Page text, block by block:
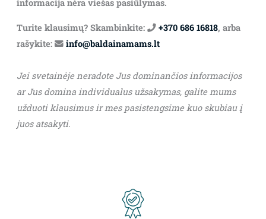
informacija nėra viešas pasiūlymas.
Turite klausimų? Skambinkite: +370 686 16818, arba
rašykite:
info@baldainamams.lt
Jei svetainėje neradote Jus dominančios informacijos
ar Jus domina individualus užsakymas, galite mums
užduoti klausimus ir mes pasistengsime kuo skubiau į
juos atsakyti.